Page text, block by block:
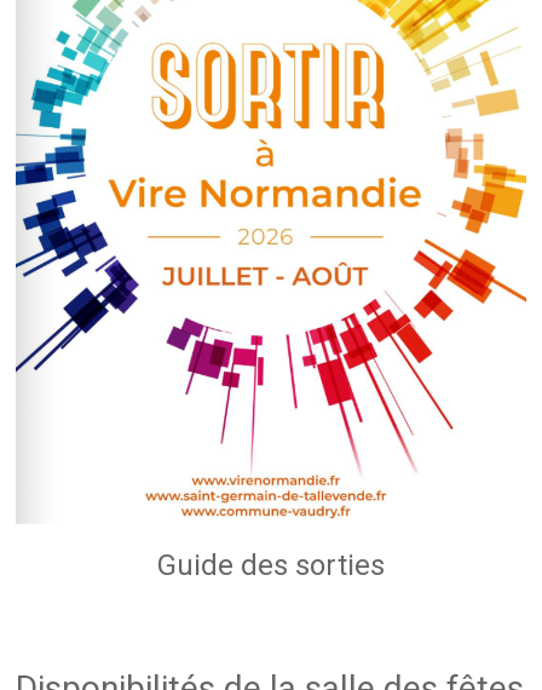
Guide des sorties